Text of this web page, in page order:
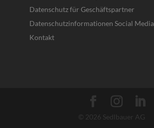
Datenschutz für Geschäftspartner
Datenschutzinformationen Social Media
Kontakt
© 2026 Sedlbauer AG